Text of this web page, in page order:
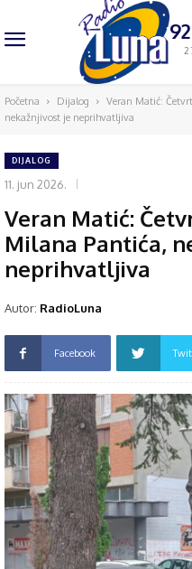
Početna Dijalog
Veran Matić:
nekažnjivost je neprihvatljiva
DIJALOG
11. jun 2026.
Veran Matić:
Milana Pantića,
neprihvatljiva
Autor: RadioLuna
Facebook